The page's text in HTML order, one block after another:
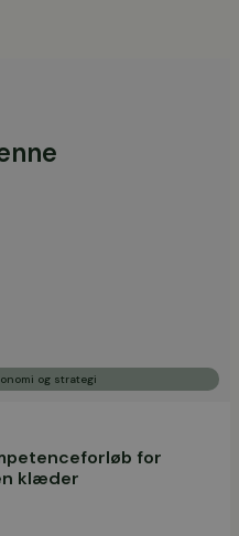
og strategi
for
klæder